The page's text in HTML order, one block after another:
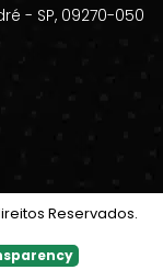
- SP, 09270-050
Reservados.